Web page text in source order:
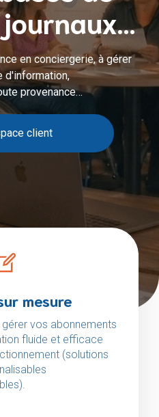
en conciergerie, à gérer
d'information,
provenance…
client
mesure
vos abonnements
fluide et efficace
(solutions